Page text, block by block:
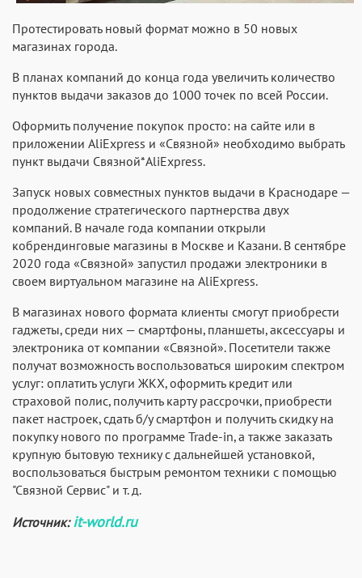
Протестировать новый формат можно в 50 новых
магазинах города.
В планах компаний до конца года увеличить количество
пунктов выдачи заказов до 1000 точек по всей России.
Оформить получение покупок просто: на сайте или в
приложении AliExpress и «Связной» необходимо выбрать
пункт выдачи Связной*AliExpress.
Запуск новых совместных пунктов выдачи в Краснодаре —
продолжение стратегического партнерства двух
компаний. В начале года компании открыли
кобрендинговые магазины в Москве и Казани. В сентябре
2020 года «Связной» запустил продажи электроники в
своем виртуальном магазине на AliExpress.
В магазинах нового формата клиенты смогут приобрести
гаджеты, среди них — смартфоны, планшеты, аксессуары и
электроника от компании «Связной». Посетители также
получат возможность воспользоваться широким спектром
услуг: оплатить услуги ЖКХ, оформить кредит или
страховой полис, получить карту рассрочки, приобрести
пакет настроек, сдать б/у смартфон и получить скидку на
покупку нового по программе Trade-in, а также заказать
крупную бытовую технику с дальнейшей установкой,
воспользоваться быстрым ремонтом техники с помощью
"Связной Сервис" и т. д.
Источник:it-world.ru